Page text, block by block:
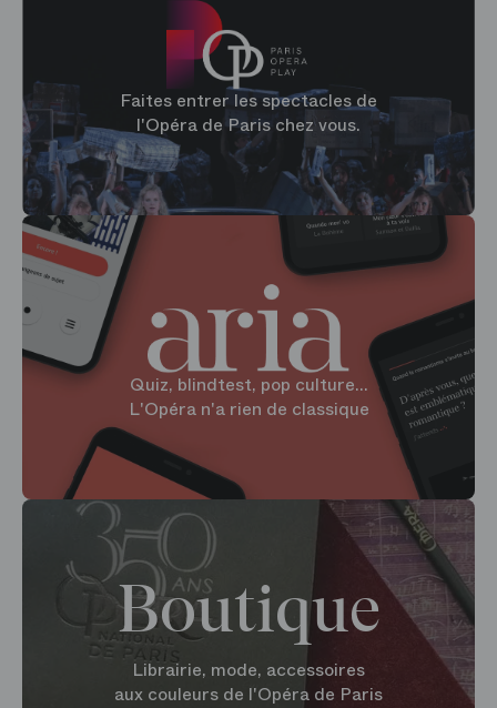
Faites entrer les spectacles de
l'Opéra de Paris chez vous.
Quiz, blindtest, pop culture...
L'Opéra n'a rien de classique
Boutique
Librairie, mode, accessoires
aux couleurs de l'Opéra de Paris